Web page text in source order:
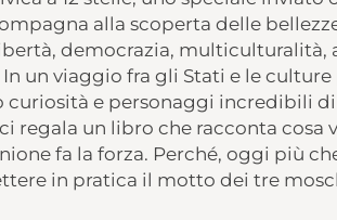
alla scoperta delle
democrazia, multiculturalità,
un viaggio fra gli Stati e le culture
curiosità e personaggi incredibili di
regala un libro che racconta cosa
fa la forza. Perché, oggi più
in pratica il motto dei tre